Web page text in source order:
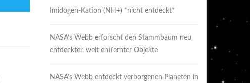
Imidogen-Kation (NH+) *nicht entdeckt*
NASA’s Webb erforscht den Stammbaum neu
entdeckter, weit entfernter Objekte
NASA’s Webb entdeckt verborgenen Planeten in